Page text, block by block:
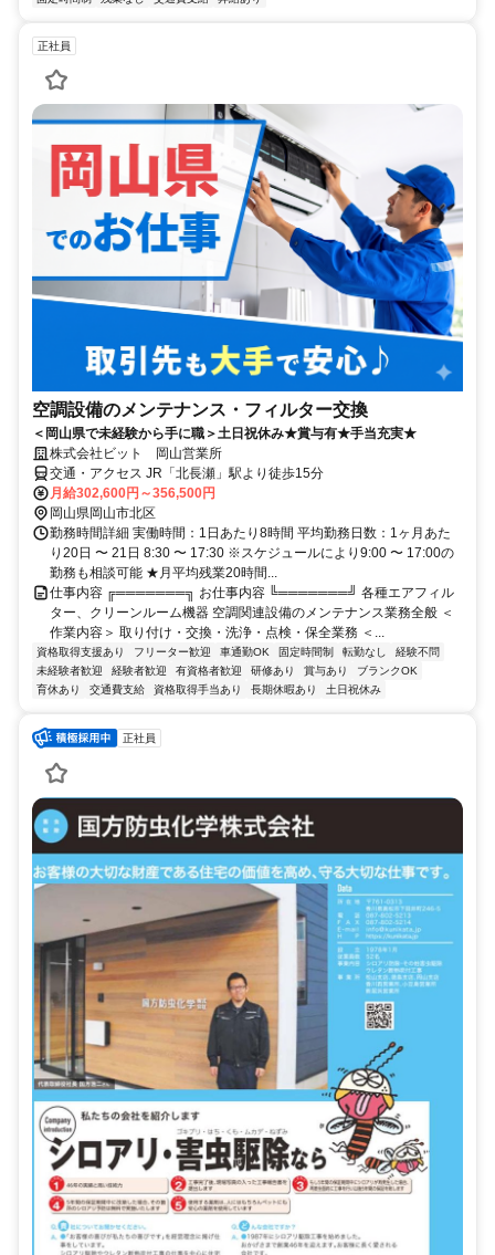
正社員
空調設備のメンテナンス・フィルター交換
＜岡山県で未経験から手に職＞土日祝休み★賞与有★手当充実★
株式会社ビット 岡山営業所
交通・アクセス JR「北長瀬」駅より徒歩15分
月給302,600円～356,500円
岡山県岡山市北区
勤務時間詳細 実働時間：1日あたり8時間 平均勤務日数：1ヶ月あた
り20日 〜 21日 8:30 〜 17:30 ※スケジュールにより9:00 〜 17:00の
勤務も相談可能 ★月平均残業20時間...
仕事内容 ╔═══════╗ お仕事内容 ╚═══════╝ 各種エアフィル
ター、クリーンルーム機器 空調関連設備のメンテナンス業務全般 ＜
作業内容＞ 取り付け・交換・洗浄・点検・保全業務 ＜...
資格取得支援あり フリーター歓迎 車通勤OK 固定時間制 転勤なし
経験不問
未経験者歓迎
経験者歓迎 有資格者歓迎 研修あり 賞与あり
ブランクOK
育休あり
交通費支給 資格取得手当あり 長期休暇あり 土日祝休み
正社員